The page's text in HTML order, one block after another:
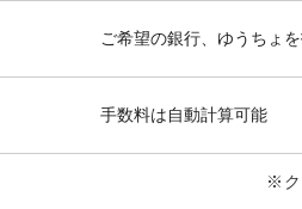
ご希望の銀行、ゆうちょ
手数料は自動計算可能
※ク